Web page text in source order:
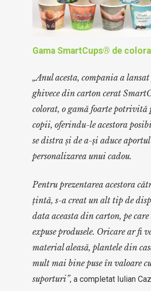
Gama SmartCups® de
„Anul acesta, compania a
ghivece din carton cerat
colorat, o gamă foarte potrivită
copii, oferindu-le acestora
se distra și de a-și aduce
personalizarea unui cadou.
Pentru prezentarea acestora
țintă, s-a creat un alt tip de
data aceasta din carton, pe care
expuse produsele. Oricare ar fi
material aleasă, plantele din
mult mai bine puse în valoare
suporturi”, a completat Iulian